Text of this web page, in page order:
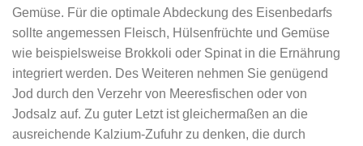
Gemüse. Für die optimale Abdeckung des Eisenbedarfs
sollte angemessen Fleisch, Hülsenfrüchte und Gemüse
wie beispielsweise Brokkoli oder Spinat in die Ernährung
integriert werden. Des Weiteren nehmen Sie genügend
Jod durch den Verzehr von Meeresfischen oder von
Jodsalz auf. Zu guter Letzt ist gleichermaßen an die
ausreichende Kalzium-Zufuhr zu denken, die durch